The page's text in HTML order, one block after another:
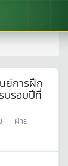
ย์การฝึก
บรอบปีที่
ฝ่าย